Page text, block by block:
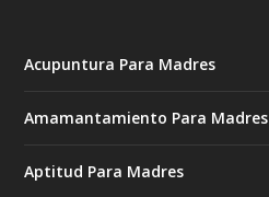
Acupuntura Para Madres
Amamantamiento Para Madres
Aptitud Para Madres